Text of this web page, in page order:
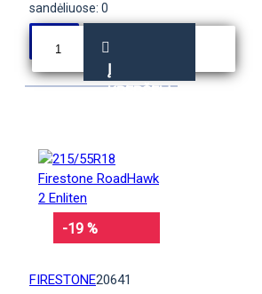
sandėliuose: 0
Į
KREPŠELĮ
-19 %
FIRESTONE20641